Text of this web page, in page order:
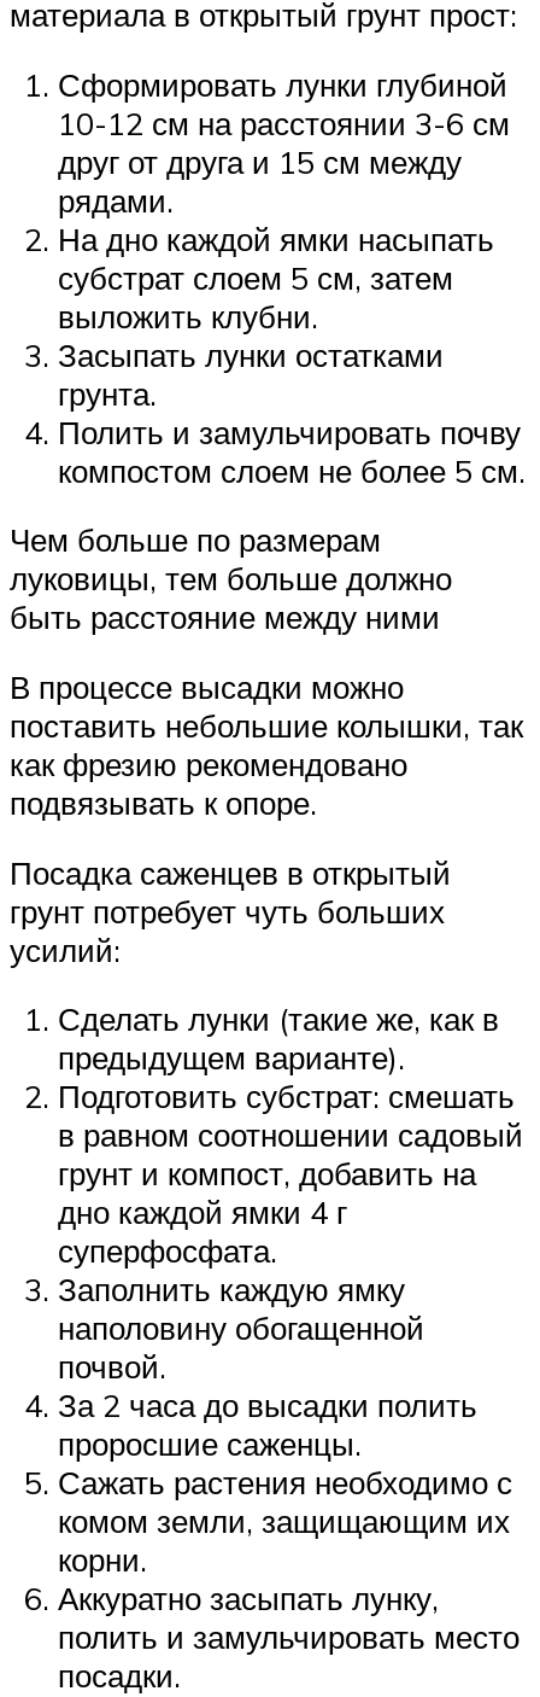
материала в открытый грунт прост:
Сформировать лунки глубиной
10-12 см на расстоянии 3-6 см
друг от друга и 15 см между
рядами.
На дно каждой ямки насыпать
субстрат слоем 5 см, затем
выложить клубни.
Засыпать лунки остатками
грунта.
Полить и замульчировать почву
компостом слоем не более 5 см.
Чем больше по размерам
луковицы, тем больше должно
быть расстояние между ними
В процессе высадки можно
поставить небольшие колышки, так
как фрезию рекомендовано
подвязывать к опоре.
Посадка саженцев в открытый
грунт потребует чуть больших
усилий:
Сделать лунки (такие же, как в
предыдущем варианте).
Подготовить субстрат: смешать
в равном соотношении садовый
грунт и компост, добавить на
дно каждой ямки 4 г
суперфосфата.
Заполнить каждую ямку
наполовину обогащенной
почвой.
За 2 часа до высадки полить
проросшие саженцы.
Сажать растения необходимо с
комом земли, защищающим их
корни.
Аккуратно засыпать лунку,
полить и замульчировать место
посадки.